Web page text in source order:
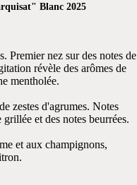
Blanc 2025
Premier nez sur des notes de
révèle des arômes de
mentholée.
zestes d'agrumes. Notes
et des notes beurrées.
et aux champignons,